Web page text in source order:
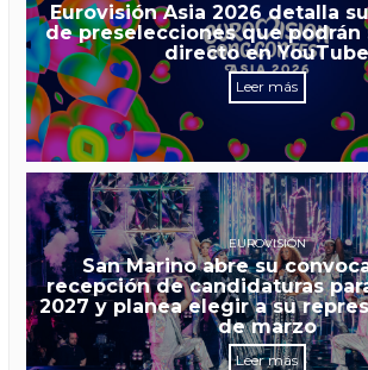
Eurovisión Asia 2026 detalla
de preselecciones que podrán
directo en YouTube
Leer más
EUROVISIÓN
San Marino abre su
recepción de candidaturas
2027 y planea elegir a su
de marzo
Leer más